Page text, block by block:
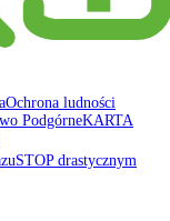
Ochrona ludności
KARTA
STOP drastycznym